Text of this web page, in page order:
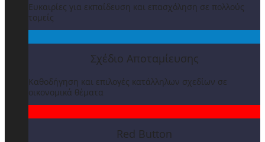
Ευκαιρίες για εκπαίδευση και επασχόληση σε πολλούς
τομείς
Σχέδιο Αποταμίευσης
Καθοδήγηση και επιλογές κατάλληλων σχεδίων σε
οικονομικά θέματα
Red Button